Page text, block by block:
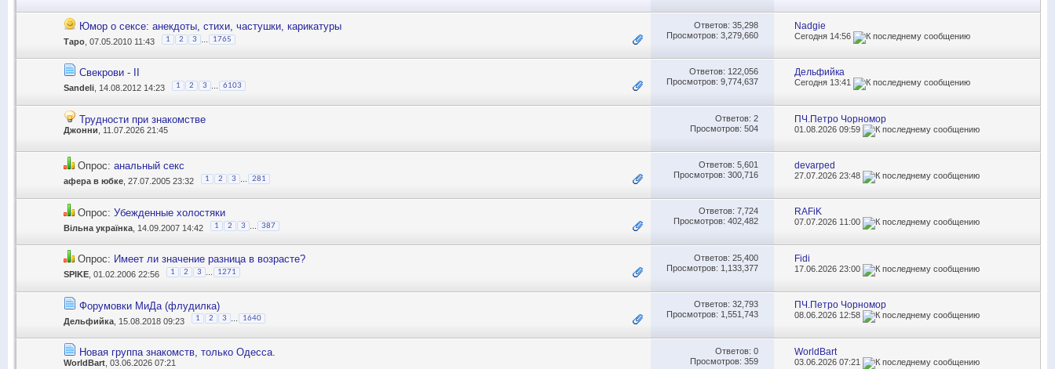
Юмор о сексе: анекдоты, стихи, частушки, карикатуры
Таро , 07.05.2010 11:43 1 2 3 1765
Ответов: 35,298
Просмотров: 3,279,660
Nadgie
Сегодня 14:56
Свекрови - II
Sandeli , 14.08.2012 14:23 1 2 3 6103
Ответов: 122,056
Просмотров: 9,774,637
Дельфийка
Сегодня 13:41
Трудности при знакомстве
Джонни , 11.07.2026 21:45
Ответов: 2
Просмотров: 504
ПЧ.Петро Чорномор
01.08.202609:59
Опрос: анальный секс
афера в юбке , 27.07.2005 23:32 1 2 3 281
Ответов: 5,601
Просмотров: 300,716
devarped
27.07.202623:48
Опрос: Убежденные холостяки
Вільна українка , 14.09.2007 14:42 1 2 3 387
Ответов: 7,724
Просмотров: 402,482
RAFiK
07.07.202611:00
Опрос: Имеет ли значение разница в возрасте?
SPIKE , 01.02.2006 22:56 1 2 3 1271
Ответов: 25,400
Просмотров: 1,133,377
Fidi
17.06.202623:00
Форумовки МиДа (флудилка)
Дельфийка , 15.08.2018 09:23 1 2 3 ... 1640
Ответов: 32,793
Просмотров: 1,551,743
ПЧ.Петро Чорномор
08.06.202612:58
Новая группа знакомств, только Одесса.
WorldBart , 03.06.2026 07:21
Ответов: 0
Просмотров: 359
WorldBart
03.06.202607:21